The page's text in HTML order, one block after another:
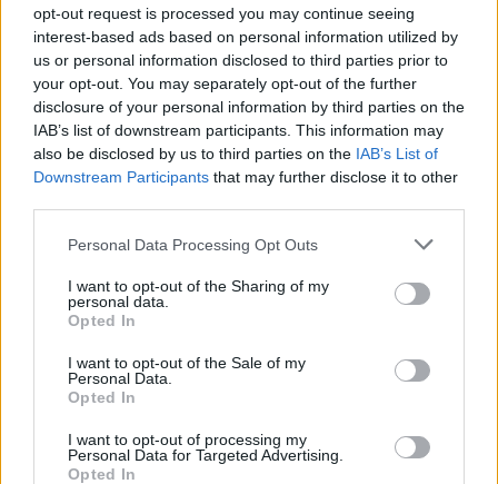
opt-out request is processed you may continue seeing
interest-based ads based on personal information utilized by
us or personal information disclosed to third parties prior to
your opt-out. You may separately opt-out of the further
disclosure of your personal information by third parties on the
IAB’s list of downstream participants. This information may
also be disclosed by us to third parties on the IAB’s List of
Downstream Participants that may further disclose it to other
Please note that this website/app uses one or more Google
not limited to your visit or usage behaviour. You may click to
grant or deny consent to Google and its third-party tags to
use your data for below specified purposes in below Google
consent section.
Personal Data Processing Opt Outs
I want to opt-out of the Sharing of my
personal data.
Opted In
I want to opt-out of the Sale of my
Personal Data.
Opted In
I want to opt-out of processing my
Personal Data for Targeted Advertising.
Opted In
Vuoi rimuovere le pubblicità nazionali?
Puoi abbonarti a
cliccandoqui